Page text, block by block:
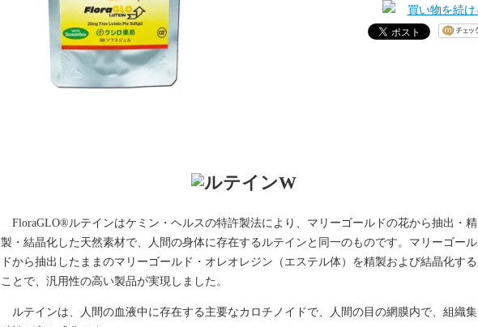
FloraGLO®ルテインはケミン・ヘルスの特許製法により、マリーゴールドの花から抽出・精
製・結晶化した天然素材で、人間の身体に存在するルテインと同一のものです。マリーゴール
ドから抽出したままのマリーゴールド・オレオレジン（エステル体）を精製および結晶化する
ことで、汎用性の高い製品が実現しました。
ルテインは、人間の血液中に存在する主要なカロチノイドで、人間の目の網膜内で、組織集